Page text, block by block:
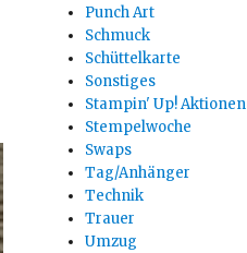
Punch Art
Schmuck
Schüttelkarte
Sonstiges
Stampin' Up! Aktionen
Stempelwoche
Swaps
Tag/Anhänger
Technik
Trauer
Umzug